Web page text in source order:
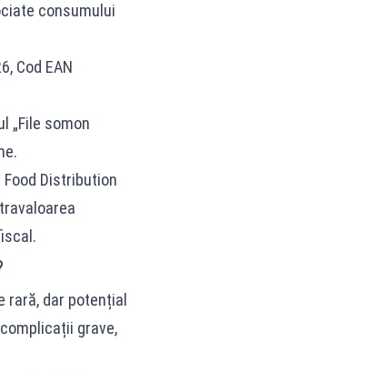
consumului
Cod EAN
„File somon
Distribution
dar potențial
grave,